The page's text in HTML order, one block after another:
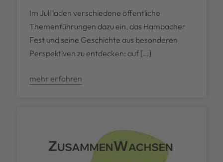
Im Juli laden verschiedene öffentliche
Themenführungen dazu ein, das Hambacher
Fest und seine Geschichte aus besonderen
Perspektiven zu entdecken: auf […]
mehr erfahren